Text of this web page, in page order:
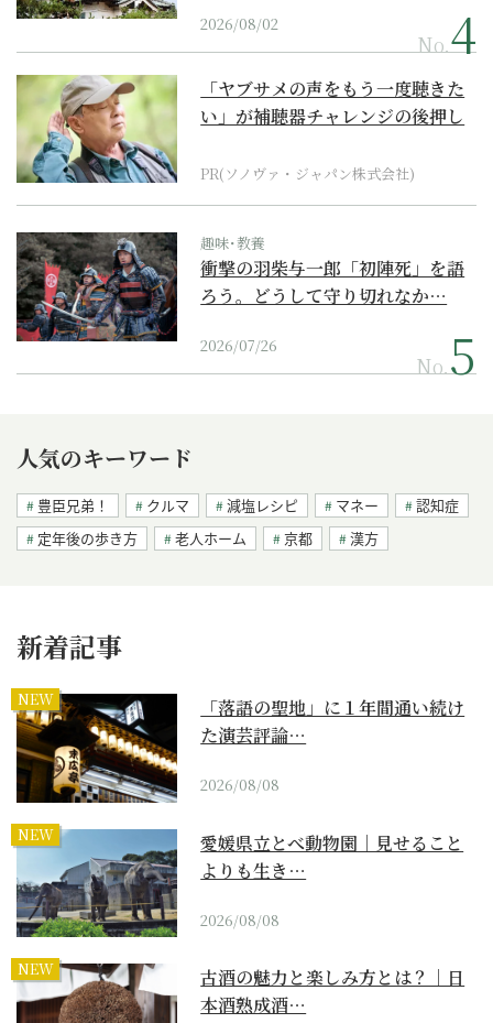
2026/08/02
No.
「ヤブサメの声をもう一度聴きた
い」が補聴器チャレンジの後押し
PR(ソノヴァ・ジャパン株式会社)
趣味･教養
衝撃の羽柴与一郎「初陣死」を語
ろう。どうして守り切れなか…
2026/07/26
No.
人気のキーワード
豊臣兄弟！ クルマ 減塩レシピ マネー
認知症
定年後の歩き方
老人ホーム 京都 漢方
新着記事
NEW
「落語の聖地」に１年間通い続け
た演芸評論…
2026/08/08
NEW
愛媛県立とべ動物園｜見せること
よりも生き…
2026/08/08
NEW
古酒の魅力と楽しみ方とは？｜日
本酒熟成酒…